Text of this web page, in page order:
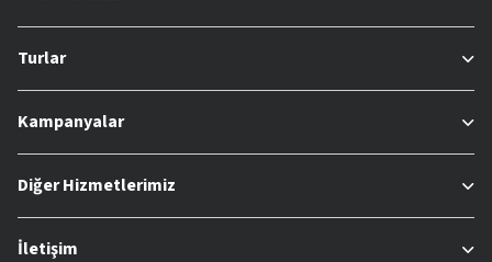
Turlar
Kampanyalar
Diğer Hizmetlerimiz
İletişim